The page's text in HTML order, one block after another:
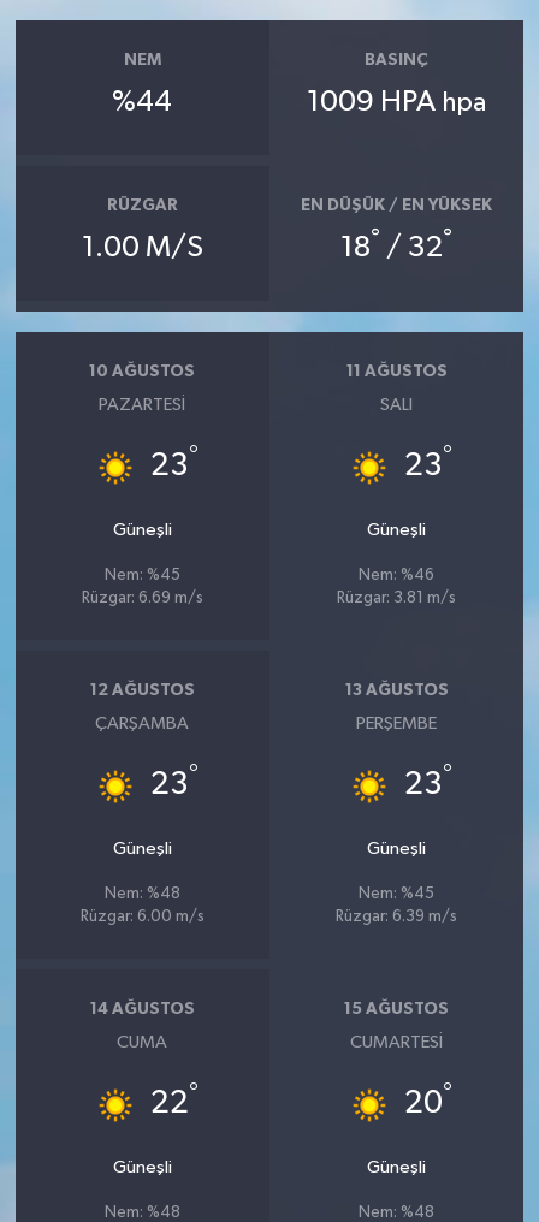
NEM
%44
BASINÇ
1009 HPA hpa
RÜZGAR
1.00 M/S
EN DÜŞÜK / EN YÜKSEK
18° / 32°
10 AĞUSTOS
PAZARTESI
23°
Güneşli
Nem: %45
Rüzgar: 6.69 m/s
11 AĞUSTOS
SALI
23°
Güneşli
Nem: %46
Rüzgar: 3.81 m/s
12 AĞUSTOS
ÇARŞAMBA
23°
Güneşli
Nem: %48
Rüzgar: 6.00 m/s
13 AĞUSTOS
PERŞEMBE
23°
Güneşli
Nem: %45
Rüzgar: 6.39 m/s
14 AĞUSTOS
CUMA
22°
Güneşli
Nem: %48
15 AĞUSTOS
CUMARTESI
20°
Güneşli
Nem: %48